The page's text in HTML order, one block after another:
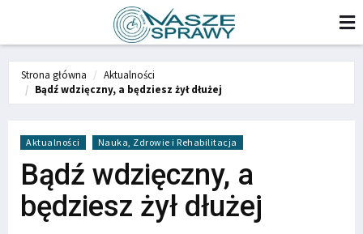
Strona główna
Aktualności
Bądź wdzięczny, a będziesz żył dłużej
Aktualności Nauka, Zdrowie i Rehabilitacja
Bądź wdzięczny, a
będziesz żył dłużej